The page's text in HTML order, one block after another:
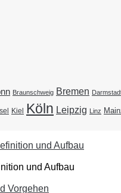
Braunschweig Bremen
Kiel Köln Leipzig Linz
und Aufbau